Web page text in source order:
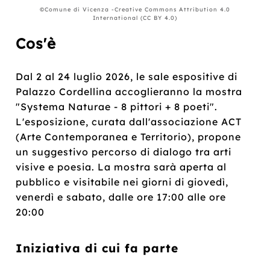
©Comune di Vicenza -Creative Commons Attribution 4.0
International (CC BY 4.0)
Cos'è
Dal 2 al 24 luglio 2026, le sale espositive di
Palazzo Cordellina accoglieranno la mostra
"Systema Naturae - 8 pittori + 8 poeti".
L'esposizione, curata dall'associazione ACT
(Arte Contemporanea e Territorio), propone
un suggestivo percorso di dialogo tra arti
visive e poesia. La mostra sarà aperta al
pubblico e visitabile nei giorni di giovedì,
venerdì e sabato, dalle ore 17:00 alle ore
20:00
Iniziativa di cui fa parte